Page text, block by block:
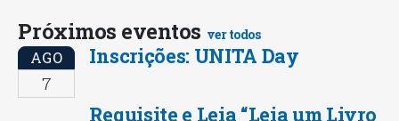
Próximos eventos ver todos
AGO
7
Inscrições: UNITA Day
Requisite e Leia “Leia um Livro